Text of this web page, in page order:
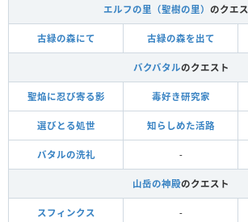
エルフの里（聖樹の里） のクエ
古緑の森にて 古緑の森を出て
バクバタルのクエスト
聖焔に忍び寄る影 毒好き研究家
選びとる処世 知らしめた活路
バタルの洗礼 -
山岳の神殿のクエスト
スフィンクス -